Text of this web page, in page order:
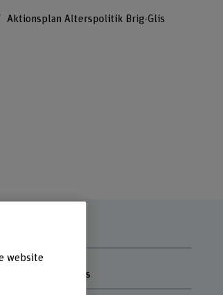
Aktionsplan Alterspolitik Brig-Glis
Brig-Glis
website